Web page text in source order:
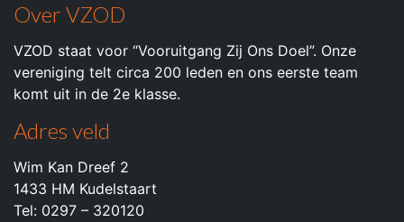
Over VZOD
VZOD staat voor “Vooruitgang Zij Ons Doel”. Onze
vereniging telt circa 200 leden en ons eerste team
komt uit in de 2e klasse.
Adres veld
Wim Kan Dreef 2
1433 HM Kudelstaart
Tel: 0297 – 320120